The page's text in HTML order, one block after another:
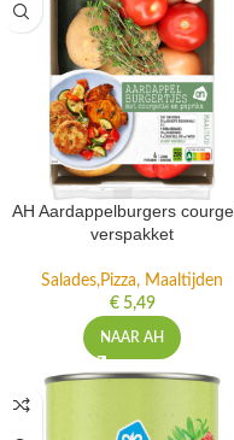
AH Aardappelburgers
verspakket
Salades,Pizza, Maaltijden
€5,49
NAAR AH